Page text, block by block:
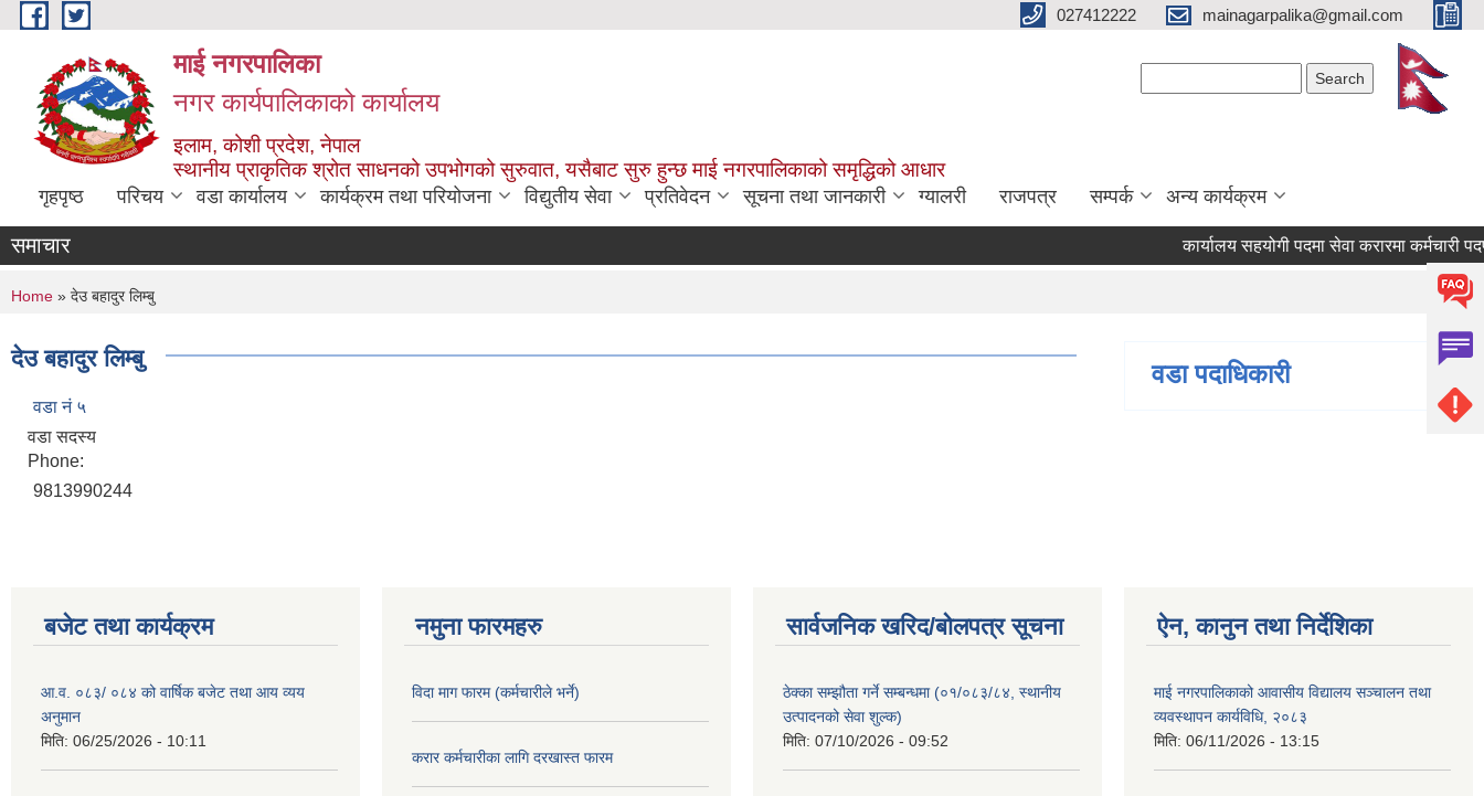
Skip to main content 027412222 mainagarpalika@gmail.com
माई नगरपालिका
नगर कार्यपालिकाको कार्यालय
इलाम, कोशी प्रदेश, नेपाल
स्थानीय प्राकृतिक श्रोत साधनको उपभोगको सुरुवात, यसैबाट सुरु हुन्छ माई नगरपालिकाको समृद्धिको आधार
गृहपृष्ठ परिचय वडा कार्यालय कार्यक्रम तथा परियोजना विद्युतीय सेवा प्रतिवेदन सूचना तथा जानकारी ग्यालरी राजपत्र सम्पर्क अन्य कार्यक्रम
समाचार कार्यालय सहयोगी पदमा सेवा करारमा कर्मचारी
You are here
Home » देउ बहादुर लिम्बु
देउ बहादुर लिम्बु
वडा नं ५
वडा सदस्य
Phone:
9813990244
वडा पदाधिकारी
बजेट तथा कार्यक्रम
आ.व. ०८३/ ०८४ को वार्षिक बजेट तथा आय व्यय
अनुमान
मिति: 06/25/2026 - 10:11
नमुना फारमहरु
विदा माग फारम (कर्मचारीले भर्ने)
करार कर्मचारीका लागि दरखास्त फारम
सार्वजनिक खरिद/बोलपत्र सूचना
ठेक्का सम्झौता गर्ने सम्बन्धमा (०१/०८३/८४, स्थानीय
उत्पादनको सेवा शुल्क)
मिति: 07/10/2026 - 09:52
ऐन, कानुन तथा निर्देशिका
माई नगरपालिकाको आवासीय विद्यालय सञ्चालन तथा
व्यवस्थापन कार्यविधि, २०८३
मिति: 06/11/2026 - 13:15